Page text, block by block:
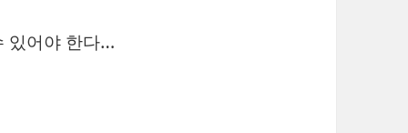
있어야 한다…